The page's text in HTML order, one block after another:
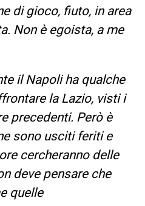
di gioco, fiuto, in area
Non è egoista, a me
il Napoli ha qualche
la Lazio, visti i
precedenti. Però è
sono usciti feriti e
cercheranno delle
deve pensare che
quelle